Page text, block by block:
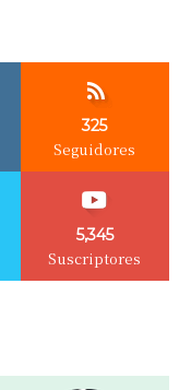
325
Seguidores
5,345
Suscriptores